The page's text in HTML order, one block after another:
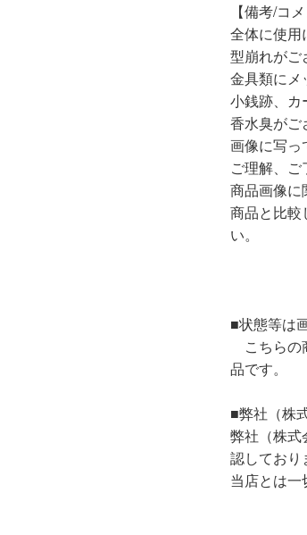
【備考/コ
全体に使用
型崩れがご
金具類にメ
小銭跡、カ
香水臭がご
画像に写っ
ご理解、ご
商品画像に
商品と比較
い。
■状態等は
こちらの
品です。
■弊社（株
弊社（株式
認しており
当店とは一